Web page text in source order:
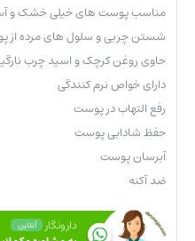
مناسب پوست های خیلی خشک و
شستن چربی و سلول های مرده از
حاوی روغن کرچک و اسید چرب
دارای خواص نرم کنندگی
رفع التهاب در پوست
حفظ شادابی پوست
آبرسان پوست
ضد آکنه
دارونگار آنلاین